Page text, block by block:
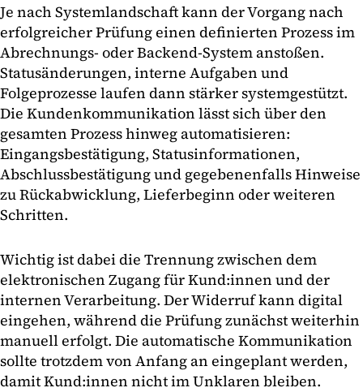
Je nach Systemlandschaft kann der Vorgang nach
erfolgreicher Prüfung einen definierten Prozess im
Abrechnungs- oder Backend-System anstoßen.
Statusänderungen, interne Aufgaben und
Folgeprozesse laufen dann stärker systemgestützt.
Die Kundenkommunikation lässt sich über den
gesamten Prozess hinweg automatisieren:
Eingangsbestätigung, Statusinformationen,
Abschlussbestätigung und gegebenenfalls Hinweise
zu Rückabwicklung, Lieferbeginn oder weiteren
Schritten.
Wichtig ist dabei die Trennung zwischen dem
elektronischen Zugang für Kund:innen und der
internen Verarbeitung. Der Widerruf kann digital
eingehen, während die Prüfung zunächst weiterhin
manuell erfolgt. Die automatische Kommunikation
sollte trotzdem von Anfang an eingeplant werden,
damit Kund:innen nicht im Unklaren bleiben.